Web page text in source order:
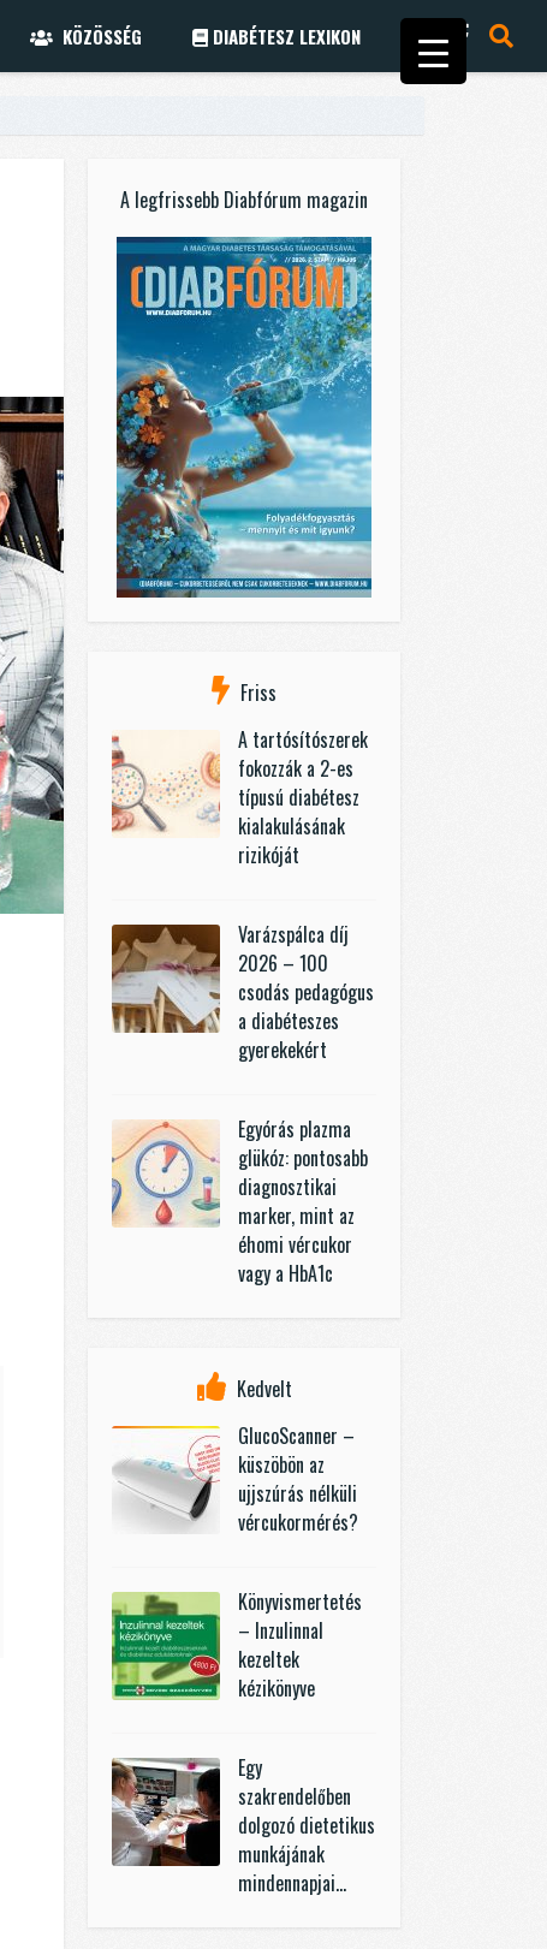
KÖZÖSSÉG DIABÉTESZ LEXIKON
A legfrissebb Diabfórum magazin
Friss
A tartósítószerek
fokozzák a 2-es
típusú diabétesz
kialakulásának
rizikóját
Varázspálca díj
2026 – 100
csodás pedagógus
a diabéteszes
gyerekekért
Egyórás plazma
glükóz: pontosabb
diagnosztikai
marker, mint az
éhomi vércukor
vagy a HbA1c
Kedvelt
GlucoScanner –
küszöbön az
ujjszúrás nélküli
vércukormérés?
Könyvismertetés
– Inzulinnal
kezeltek
kézikönyve
Egy
szakrendelőben
dolgozó dietetikus
munkájának
mindennapjai…